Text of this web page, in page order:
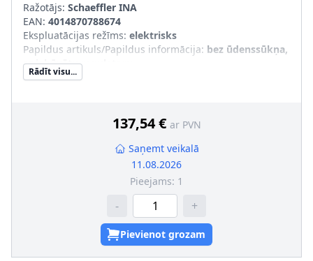
Ražotājs: Schaeffler INA
EAN: 4014870788674
Ekspluatācijas režīms: elektrisks
Papildus artikuls/Papildus informācija: bez ūdenssūkņa,
ar iebūvētu regulatoru
Papildu artikuls/Papildu info 2
Rādīt visu...
137,54 € ar PVN
Saņemt veikalā
11.08.2026
Pieejams: 1
- +
Pievienot grozam